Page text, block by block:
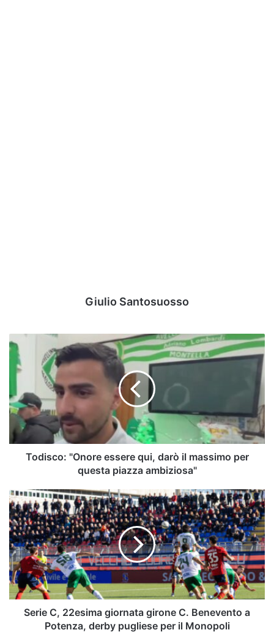
Giulio Santosuosso
Todisco:
"Onore
essere
darò
il
massimo
per
questa
piazzaTodisco: "Onore essere qui, darò il massimo per
questa piazza ambiziosa"
Serie
C,
22esima
giornata
girone
C.
Benevento
a
Potenza,
derbySerie C, 22esima giornata girone C. Benevento a
Potenza, derby pugliese per il Monopoli